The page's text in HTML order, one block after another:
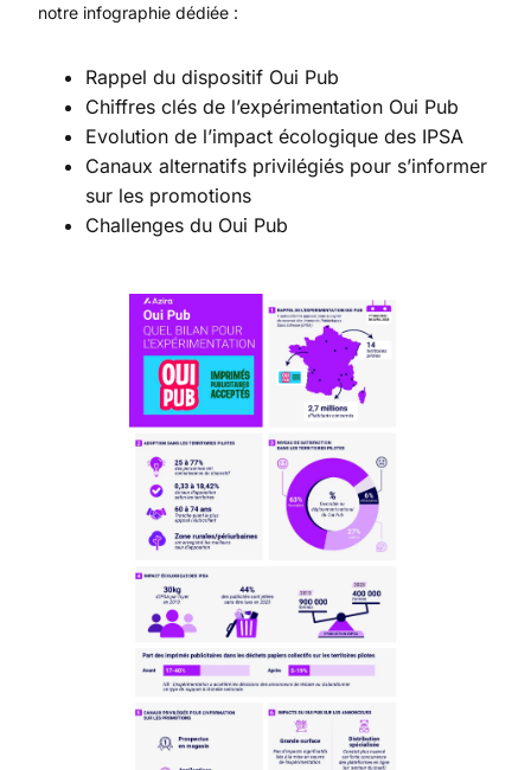
notre infographie dédiée :
Rappel du dispositif Oui Pub
Chiffres clés de l’expérimentation Oui Pub
Evolution de l’impact écologique des IPSA
Canaux alternatifs privilégiés pour s’informer
sur les promotions
Challenges du Oui Pub